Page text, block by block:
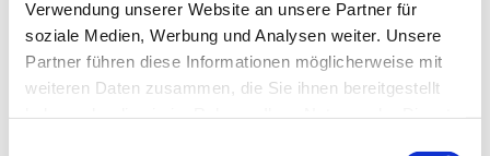
Verwendung unserer Website an unsere Partner für
soziale Medien, Werbung und Analysen weiter. Unsere
Partner führen diese Informationen möglicherweise mit
weiteren Daten zusammen, die Sie ihnen bereitgestellt
Elkay automatischer Flaschenbefüller zur
Wandmontage seit Dezember neu im
Angebot